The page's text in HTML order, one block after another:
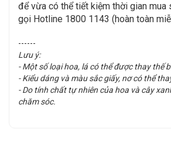
để vừa có thể tiết kiệm thời gian
gọi Hotline 1800 1143 (hoàn toàn
------
Lưu ý:
- Một số loại hoa, lá có thể được thay thế
- Kiểu dáng và màu sắc giấy, nơ có thể
- Do tính chất tự nhiên của hoa và cây
chăm sóc.